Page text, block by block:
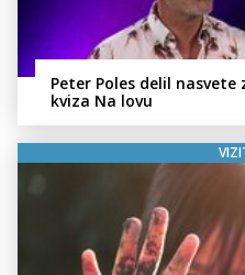
Peter Poles delil
kviza Na lovu